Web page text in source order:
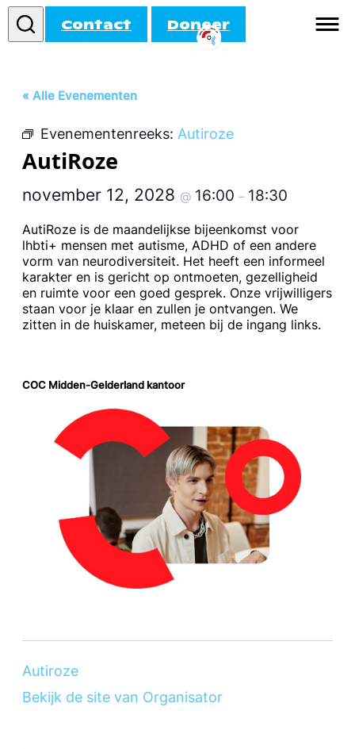
Contact Doneer
Activiteiten
Agenda
« Alle Evenementen
Evenementenreeks: Autiroze
AutiRoze
november 12, 2028 @ 16:00 – 18:30
AutiRoze is de maandelijkse bijeenkomst voor
lhbti+ mensen met autisme, ADHD of een andere
vorm van neurodiversiteit. Het heeft een informeel
karakter en is gericht op ontmoeten, gezelligheid
en ruimte voor een goed gesprek. Onze vrijwilligers
staan voor je klaar en zullen je ontvangen. We
zitten in de huiskamer, meteen bij de ingang links.
COC Midden-Gelderland kantoor
Autiroze
Bekijk de site van Organisator